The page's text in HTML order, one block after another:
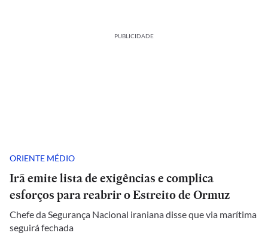
PUBLICIDADE
ORIENTE MÉDIO
Irã emite lista de exigências e complica
esforços para reabrir o Estreito de Ormuz
Chefe da Segurança Nacional iraniana disse que via marítima
seguirá fechada